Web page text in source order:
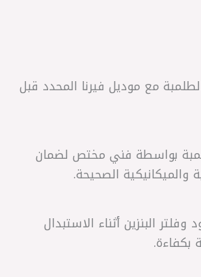
مع موديل فيرنا المحدد قبل
بواسطة فني مختص لضمان
والميكانيكية الصحيحة.
البنزين أثناء الاستبدال
بكفاءة.